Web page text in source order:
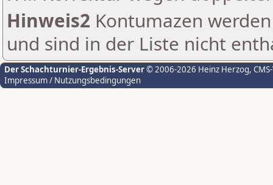
Hinweis2 Kontumazen
und sind in der Liste nicht
Der Schachturnier-Ergebnis-Server© 2006-2026 Heinz Herzog,
Impressum / Nutzungsbedingungen